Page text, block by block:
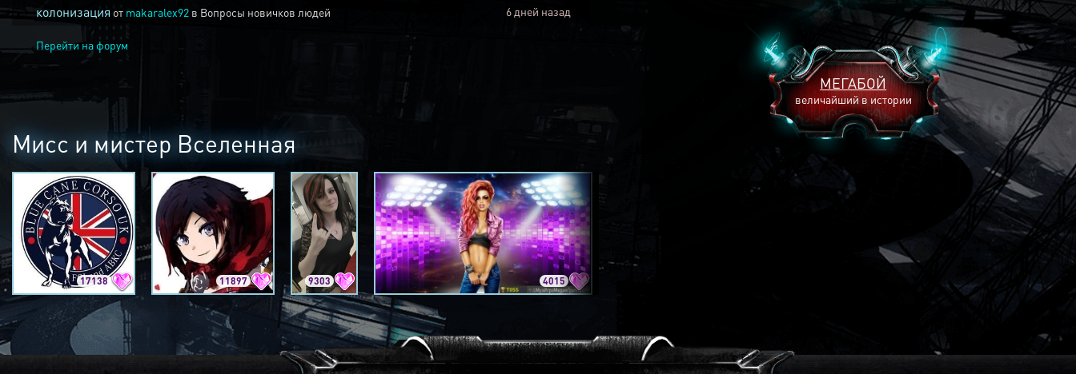
МЕГАБОЙ
величайший в истории
колонизация от makaralex92 в Вопросы новичков людей 6 дней назад
Перейти на форум
Мисс и мистер Вселенная
17138 11897 9303 4015 2240